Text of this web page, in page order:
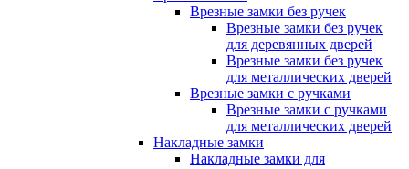
Врезные замки без ручек
Врезные замки без ручек
для деревянных дверей
Врезные замки без ручек
для металлических дверей
Врезные замки с ручками
Врезные замки с ручками
для металлических дверей
Накладные замки
Накладные замки для